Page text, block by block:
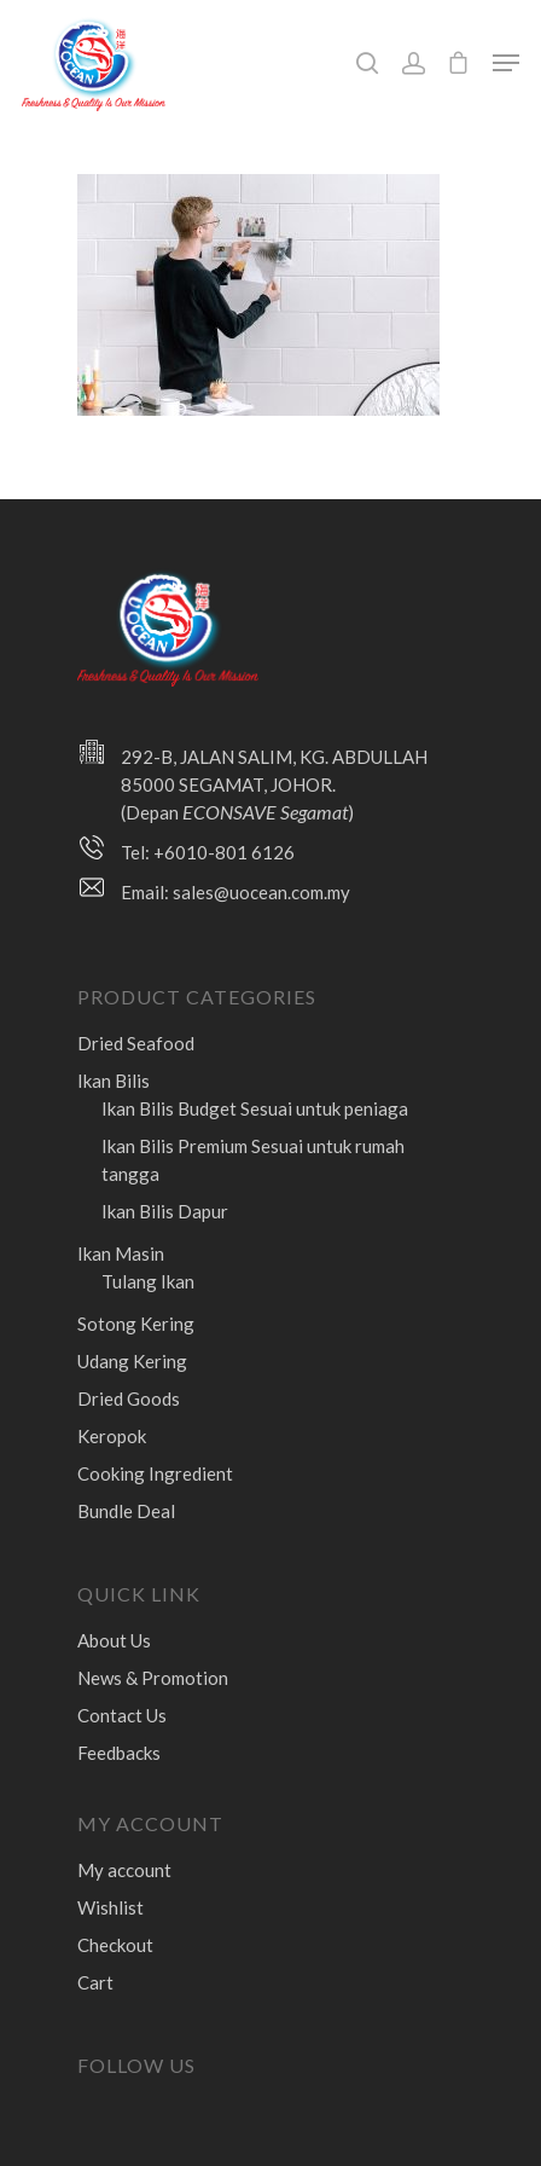
292-B, JALAN SALIM, KG. ABDULLAH
85000 SEGAMAT, JOHOR.
(Depan ECONSAVE Segamat)
Tel: +6010-801 6126
Email: sales@uocean.com.my
PRODUCT CATEGORIES
Dried Seafood
Ikan Bilis
Ikan Bilis BudgetSesuai untuk peniaga
Ikan Bilis Premium Sesuai untuk rumah
tangga
Ikan Bilis Dapur
Ikan Masin
Tulang Ikan
Sotong Kering
Udang Kering
Dried Goods
Keropok
Cooking Ingredient
Bundle Deal
QUICK LINK
About Us
News & Promotion
Contact Us
Feedbacks
MY ACCOUNT
My account
Wishlist
Checkout
Cart
FOLLOW US